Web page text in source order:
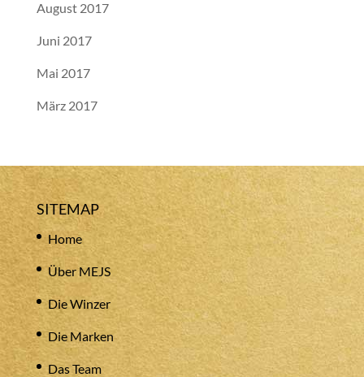
August 2017
Juni 2017
Mai 2017
März 2017
SITEMAP
Home
Über MEJS
Die Winzer
Die Marken
Das Team